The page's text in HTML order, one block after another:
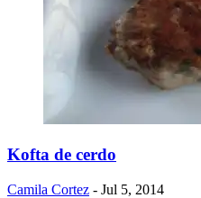
Kofta de cerdo
Camila Cortez - Jul 5, 2014